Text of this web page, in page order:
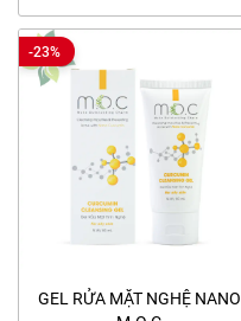
-23%
GEL RỬA MẶT NGHỆ NANO